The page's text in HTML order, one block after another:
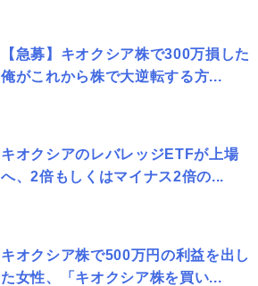
【急募】キオクシア株で300万損した
俺がこれから株で大逆転する方...
キオクシアのレバレッジETFが上場
へ、2倍もしくはマイナス2倍の...
キオクシア株で500万円の利益を出し
た女性、「キオクシア株を買い...